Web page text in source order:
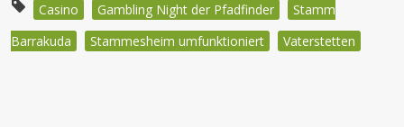
Casino
Gambling Night der Pfadfinder
Stamm
Barrakuda
Stammesheim umfunktioniert Vaterstetten